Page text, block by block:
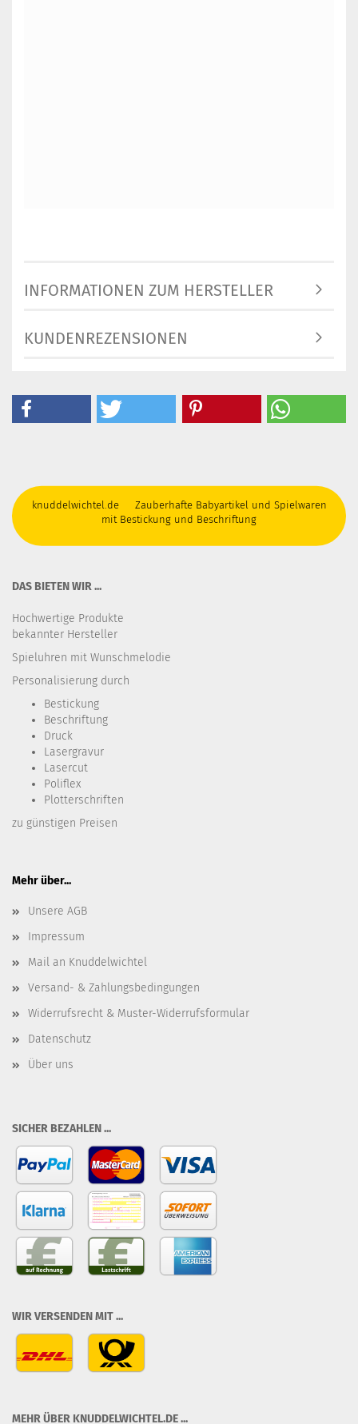
INFORMATIONEN ZUM HERSTELLER
KUNDENREZENSIONEN
knuddelwichtel.de Zauberhafte Babyartikel und Spielwaren
mit Bestickung und Beschriftung
DAS BIETEN WIR ...
Hochwertige Produkte
bekannter Hersteller
Spieluhren mit Wunschmelodie
Personalisierung durch
Bestickung​
Beschriftung
Druck
Lasergravur
Lasercut
Poliflex
Plotterschriften
zu günstigen Preisen
Mehr über...
Unsere AGB
Impressum
Mail an Knuddelwichtel
Versand- & Zahlungsbedingungen
Widerrufsrecht & Muster-Widerrufsformular
Datenschutz
Über uns
SICHER BEZAHLEN ...
WIR VERSENDEN MIT ...
MEHR ÜBER KNUDDELWICHTEL.DE ...